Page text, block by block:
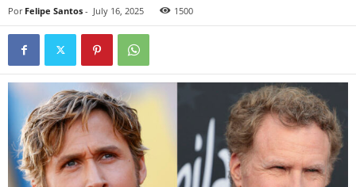
Por Felipe Santos - July 16, 2025 1500